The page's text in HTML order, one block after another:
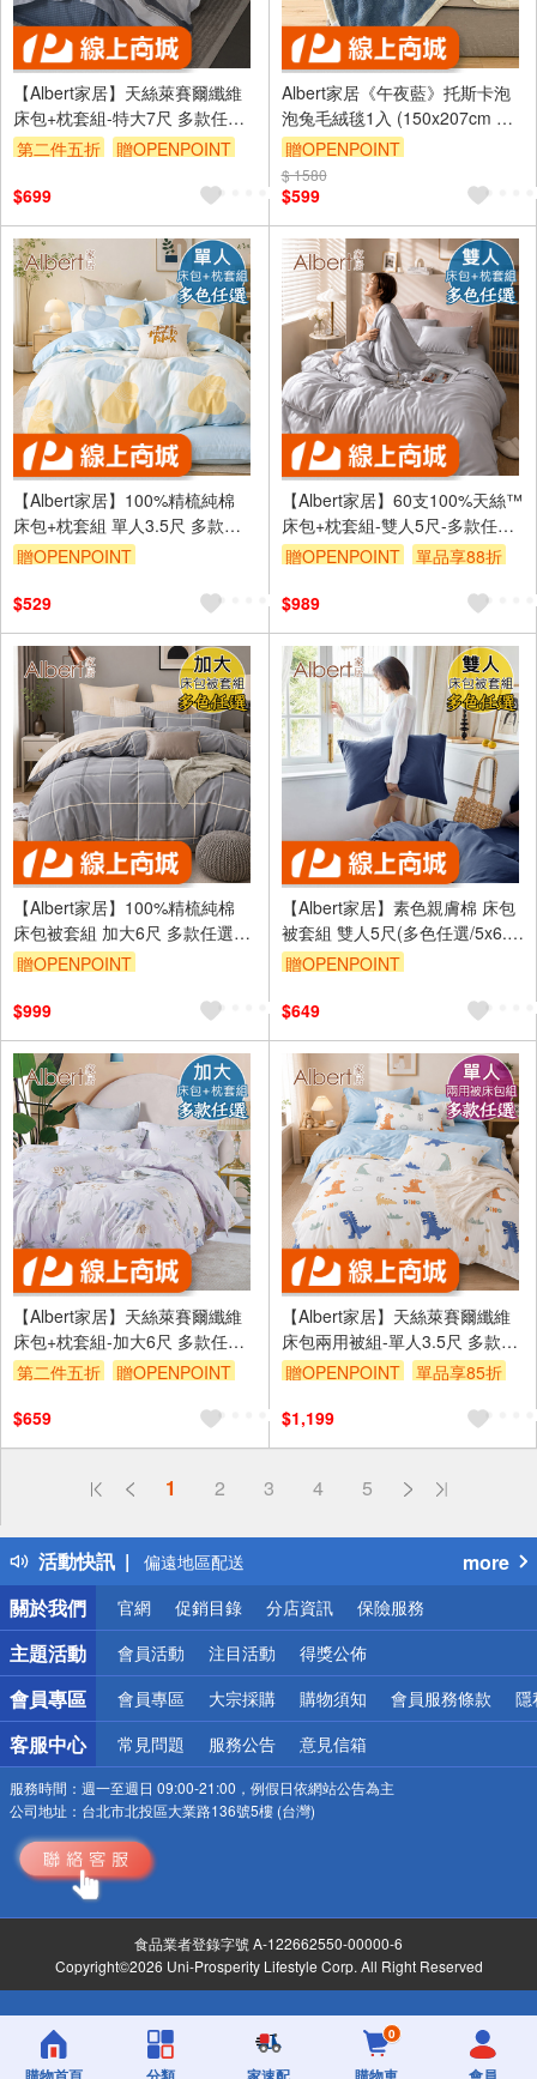
【Albert家居】天絲萊賽爾纖維
床包+枕套組-特大7尺 多款任選
(吸濕排汗/40支200織) A款
第二件五折
贈OPENPOINT
$699
Albert家居《午夜藍》托斯卡泡
泡兔毛絨毯1入 (150x207cm 保
暖被/冬被/毛毯/毯子)
贈OPENPOINT
$ 1580
$599
【Albert家居】100%精梳純棉
床包+枕套組 單人3.5尺 多款任
選(台灣製造/40支200織/3.5x6.2
贈OPENPOINT
$529
【Albert家居】60支100%天絲™
床包+枕套組-雙人5尺-多款任選
(萊賽爾/300織/5x6.2尺/素色/台
贈OPENPOINT
單品享88折
$989
【Albert家居】100%精梳純棉
床包被套組 加大6尺 多款任選
(台灣製造/40支200織/6x6.2尺)
贈OPENPOINT
$999
【Albert家居】素色親膚棉 床包
被套組 雙人5尺(多色任選/5x6.2
尺/台灣製造)
贈OPENPOINT
$649
【Albert家居】天絲萊賽爾纖維
床包+枕套組-加大6尺 多款任選
(吸濕排汗/40支200織) A款
第二件五折
贈OPENPOINT
$659
【Albert家居】天絲萊賽爾纖維
床包兩用被組-單人3.5尺 多款任
選 (吸濕排汗/40支200織) A款
贈OPENPOINT
單品享85折
$1,199
1 2 3 4 5
活動快訊
偏遠地區配送
得獎公告
銀行優惠
偏遠地區配送
詐騙網頁！請小心！
more
關於我們
官網 促銷目錄 分店資訊 保險服務
主題活動 會員活動 注目活動 得獎公佈
會員專區 會員專區 大宗採購 購物須知 會員服務條款 隱
客服中心 常見問題 服務公告 意見信箱
服務時間： 週一至週日 09:00-21:00，例假日依網站公告為主
公司地址： 台北市北投區大業路136號5樓 (台灣)
食品業者登錄字號 A-122662550-00000-6
Copyright©2026 Uni-Prosperity Lifestyle Corp. All Right Reserved
0